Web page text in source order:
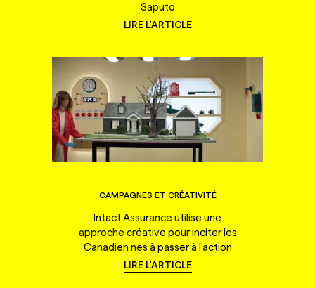
Saputo
LIRE L'ARTICLE
CAMPAGNES ET CRÉATIVITÉ
Intact Assurance utilise une
approche créative pour inciter les
Canadien·nes à passer à l'action
LIRE L'ARTICLE